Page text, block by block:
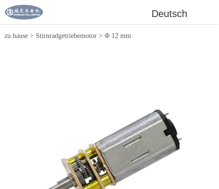
Deutsch
zu hause> Stirnradgetriebemotor> Φ 12 mm